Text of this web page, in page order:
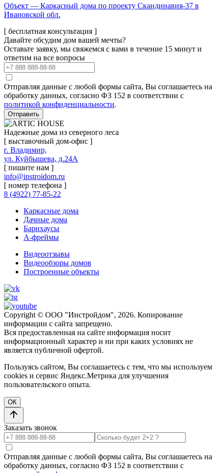
Объект — Каркасный дома по проекту Скандинавия-37 в
Ивановской обл.
[ бесплатная консультация ]
Давайте обсудим дом вашей мечты?
Оставьте заявку, мы свяжемся с вами в течение 15 минут и
ответим на все вопросы
Отправляя данные с любой формы сайта, Вы соглашаетесь на
обработку данных, согласно ФЗ 152 в соответствии с
политикой конфиденциальности.
Отправить
Надежные дома из северного леса
[ выставочный дом-офис ]
г. Владимир,
ул. Куйбышева, д.24А
[ пишите нам ]
info@instroidom.ru
[ номер телефона ]
8 (4922) 77-85-22
Каркасные дома
Дачные дома
Барнхаусы
А-фреймы
Видеоотзывы
Видеообзоры домов
Построенные объекты
Copyright © ООО "Инстройдом", 2026. Копирование
информации с сайта запрещено.
Вся предоставленная на сайте информация носит
информационный характер и ни при каких условиях не
является публичной офертой.
Пользуясь сайтом, Вы соглашаетесь с тем, что мы используем
cookies и сервис Яндекс.Метрика для улучшения
пользовательского опыта.
ОК
Заказать звонок
Отправляя данные с любой формы сайта, Вы соглашаетесь на
обработку данных, согласно ФЗ 152 в соответствии с